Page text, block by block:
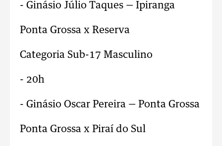
- Ginásio Júlio Taques — Ipiranga
Ponta Grossa x Reserva
Categoria Sub-17 Masculino
- 20h
- Ginásio Oscar Pereira — Ponta Grossa
Ponta Grossa x Piraí do Sul